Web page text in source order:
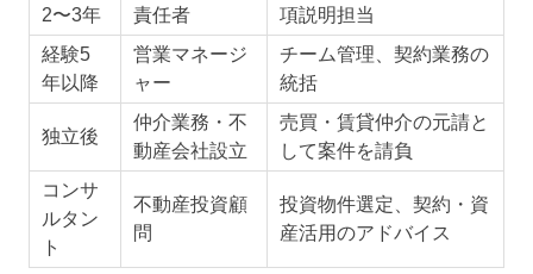
2〜3年
責任者
項説明担当
経験5
年以降
営業マネージ
ャー
チーム管理、契約業務の
統括
独立後
仲介業務・不
動産会社設立
売買・賃貸仲介の元請と
して案件を請負
コンサ
ルタン
ト
不動産投資顧
問
投資物件選定、契約・資
産活用のアドバイス